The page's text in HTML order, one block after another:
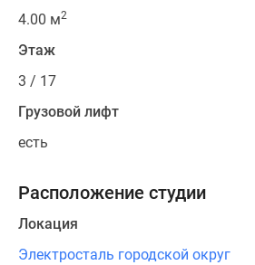
4.00 м2
Этаж
3 / 17
Грузовой лифт
есть
Расположение студии
Локация
Электросталь городской округ